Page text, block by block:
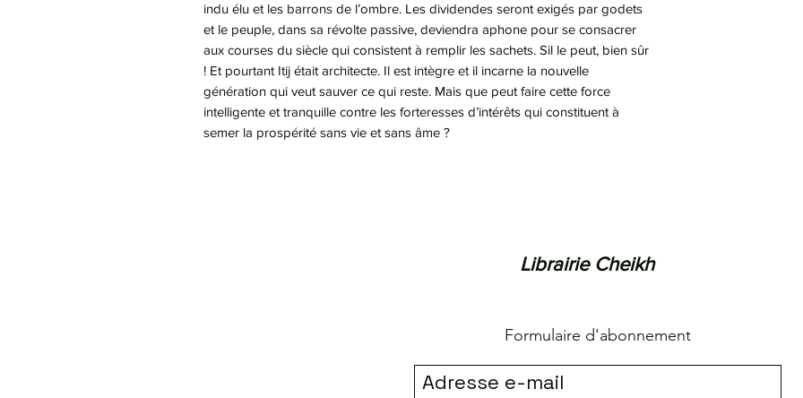
indu élu et les barrons de l’ombre. Les dividendes seront exigés par godets
et le peuple, dans sa révolte passive, deviendra aphone pour se consacrer
aux courses du siècle qui consistent à remplir les sachets. Sil le peut, bien sûr
! Et pourtant Itij était architecte. Il est intègre et il incarne la nouvelle
génération qui veut sauver ce qui reste. Mais que peut faire cette force
intelligente et tranquille contre les forteresses d’intérêts qui constituent à
semer la prospérité sans vie et sans âme ?
Librairie Cheikh
Formulaire d'abonnement